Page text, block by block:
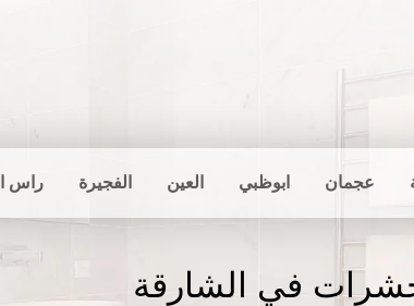
عجمان ابوظبي العين الفجيرة راس
في الشارقة